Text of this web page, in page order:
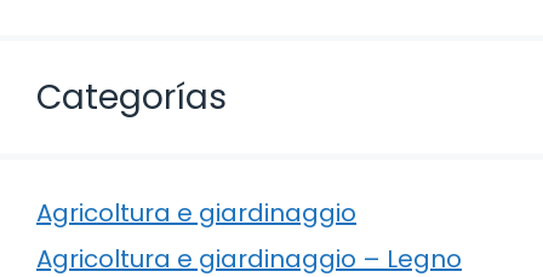
Categorías
Agricoltura e giardinaggio
Agricoltura e giardinaggio – Legno